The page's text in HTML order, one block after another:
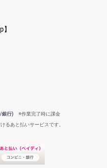
銀行) ※作業完了時に課金
るあと払いサービスです。